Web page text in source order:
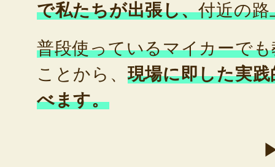
で私たちが出張し、付近の路
普段使っているマイカーで
ことから、現場に即した実
べます。